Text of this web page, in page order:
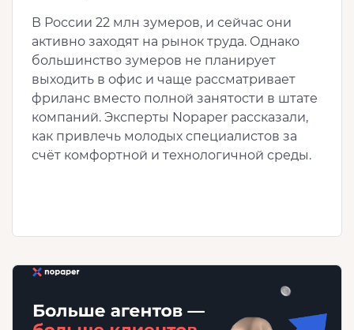
В России 22 млн зумеров, и сейчас они
активно заходят на рынок труда. Однако
большинство зумеров не планирует
выходить в офис и чаще рассматривает
фриланс вместо полной занятости в штате
компаний. Эксперты Nopaper рассказали,
как привлечь молодых специалистов за
счёт комфортной и технологичной среды.